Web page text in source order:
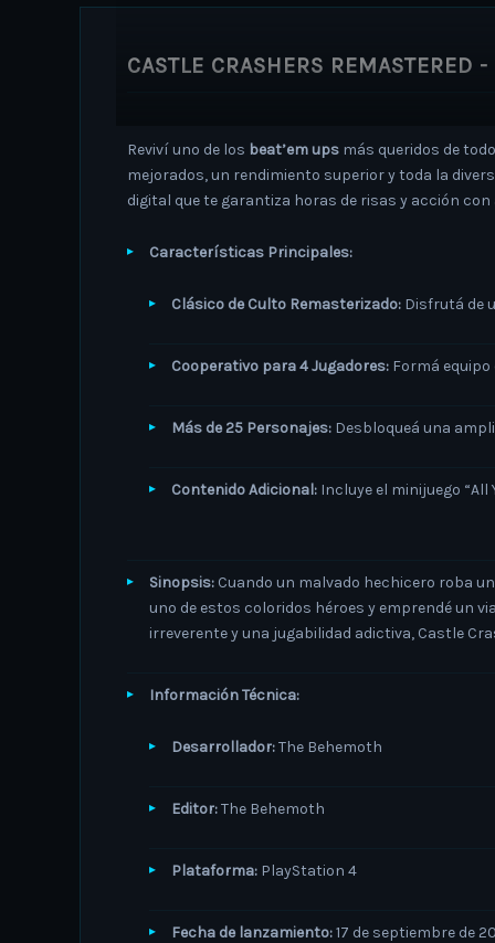
CASTLE CRASHERS REMASTERED
Reviví uno de los beat’em ups más queridos de
mejorados, un rendimiento superior y toda la
digital que te garantiza horas de risas y acción con
Características Principales:
Clásico de Culto Remasterizado: Disfrutá de
Cooperativo para 4 Jugadores: Formá
Más de 25 Personajes: Desbloqueá una
Contenido Adicional: Incluye el minijuego
Sinopsis: Cuando un malvado hechicero roba
uno de estos coloridos héroes y emprendé un
irreverente y una jugabilidad adictiva, Castle
Información Técnica:
Desarrollador:The Behemoth
Editor:The Behemoth
Plataforma: PlayStation 4
Fecha de lanzamiento:17 de septiembre de